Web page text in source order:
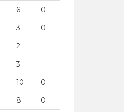
6 0
3 0
2
3
10 0
8 0